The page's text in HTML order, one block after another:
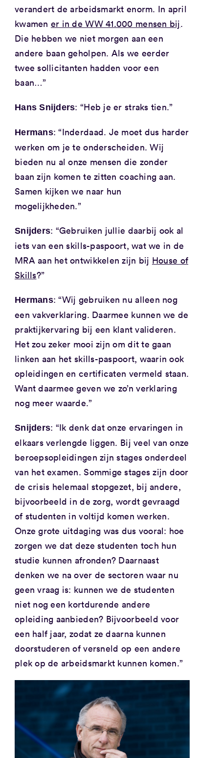
verandert de arbeidsmarkt enorm. In april
kwamen er in de WW 41.000 mensen bij.
Die hebben we niet morgen aan een
andere baan geholpen. Als we eerder
twee sollicitanten hadden voor een
baan…”
Hans Snijders: “Heb je er straks tien.”
Hermans: “Inderdaad. Je moet dus harder
werken om je te onderscheiden. Wij
bieden nu al onze mensen die zonder
baan zijn komen te zitten coaching aan.
Samen kijken we naar hun
mogelijkheden.”
Snijders: “Gebruiken jullie daarbij ook al
iets van een skills-paspoort, wat we in de
MRA aan het ontwikkelen zijn bij House of
Skills?”
Hermans: “Wij gebruiken nu alleen nog
een vakverklaring. Daarmee kunnen we de
praktijkervaring bij een klant valideren.
Het zou zeker mooi zijn om dit te gaan
linken aan het skills-paspoort, waarin ook
opleidingen en certificaten vermeld staan.
Want daarmee geven we zo’n verklaring
nog meer waarde.”
Snijders: “Ik denk dat onze ervaringen in
elkaars verlengde liggen. Bij veel van onze
beroepsopleidingen zijn stages onderdeel
van het examen. Sommige stages zijn door
de crisis helemaal stopgezet, bij andere,
bijvoorbeeld in de zorg, wordt gevraagd
of studenten in voltijd komen werken.
Onze grote uitdaging was dus vooral: hoe
zorgen we dat deze studenten toch hun
studie kunnen afronden? Daarnaast
denken we na over de sectoren waar nu
geen vraag is: kunnen we de studenten
niet nog een kortdurende andere
opleiding aanbieden? Bijvoorbeeld voor
een half jaar, zodat ze daarna kunnen
doorstuderen of versneld op een andere
plek op de arbeidsmarkt kunnen komen.”